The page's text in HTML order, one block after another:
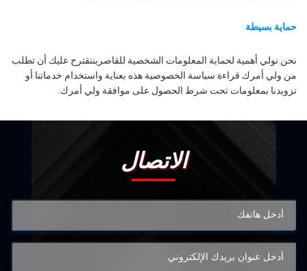
حماية بسيطة
نحن نولي أهمية لحماية المعلومات الشخصية للقاصريننقترح عليك أن تطلب
من ولي أمرك قراءة سياسة الخصوصية هذه بعناية واستخدام خدماتنا أو
تزويدنا بمعلومات تحت شرط الحصول على موافقة ولي أمرك.
الاتصال